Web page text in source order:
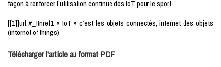
façon à renforcer l’utilisation continue des IoT pour le sport
[[1]]url:#_ftnref1 « IoT » c’est les objets connectés, internet des objets
(internet of things)
Télécharger l'article au format PDF